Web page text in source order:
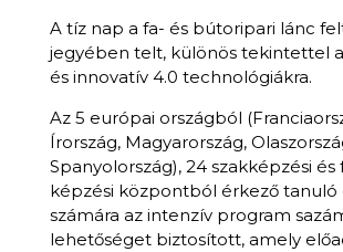
A tíz nap a fa- és bútoripari lánc
jegyében telt, különös tekintettel
és innovatív 4.0 technológiákra.
Az 5 európai országból
Írország, Magyarország,
Spanyolország), 24 szakképzési és
képzési központból érkező tanuló
számára az intenzív program
lehetőséget biztosított, amely